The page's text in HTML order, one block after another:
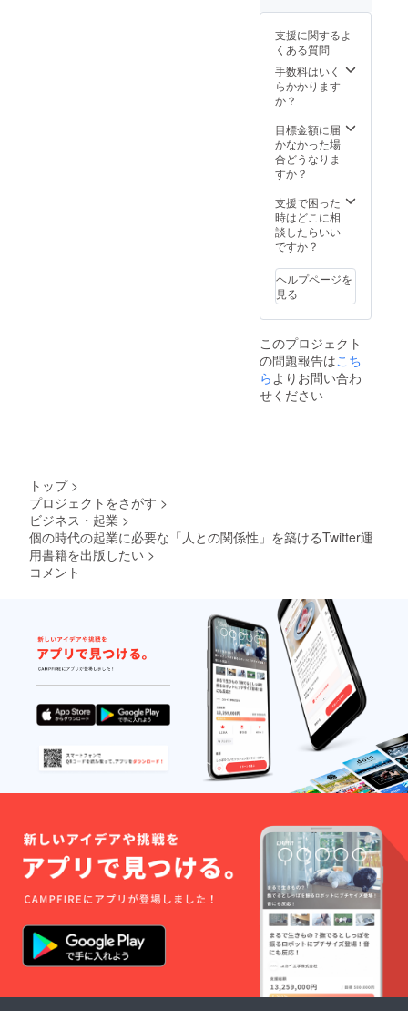
回のコ
ンサル
ティン
グ60分
※日程な
ど詳細
連絡さ
せてい
ただき
引用リ
ツイー
トをし
た場合
の一例
です。
レッ
ション
の増加
を確約
するも
のでは
ありま
イート
内容を
DMにて
個別に
確認さ
せてい
↓ 引用
リツ
イート
だくの
で
Twitter
通知を
いただ
く。 ↓
リター
ン実行
※有効期
限は
2023年
1月から
1年間の
販売や
する場
合等、
掲載を
お断り
させて
いただ
く場合
があり
ます。
お断り
させて
いただ
いた場
合にお
いたし
かねま
す。
①Twitte
フィー
ル、ア
イコ
ン、
ヘッ
統一感
を持た
せるた
めのア
ス ②
フォロ
ワー数
の増減
一憂せ
ず、心
から応
援して
ファン
をつく
る発信
のアド
バイス
みや才
能を引
値提供
ができ
る発信
のアド
バイス
④マネ
タイズ
のため
の企画
立案と
集客方
法のア
ドバイ
ス ⑤企
の採用
ニーズ
の場合
は、実
際に働
いてい
る方の
価値観
や将来
掘り。
そして
投稿の
支援に関するよ
くある質問
手数料はいく
らかかります
か？
目標金額に届
かなかった場
合どうなりま
すか？
支援で困った
時はどこに相
談したらいい
ですか？
ヘルプページを
見る
このプロジェクト
の問題報告はこち
ら よりお問い合わ
せください
トップ >
プロジェクトをさがす >
ビジネス・起業 >
個の時代の起業に必要な「人との関係性」を築けるTwitter運
用書籍を出版したい >
コメント